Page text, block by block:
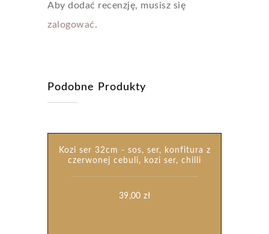
Aby dodać recenzję, musisz się
zalogować.
Podobne Produkty
Kozi ser 32cm - sos, ser, konfitura z
czerwonej cebuli, kozi ser, chilli
39,00zł